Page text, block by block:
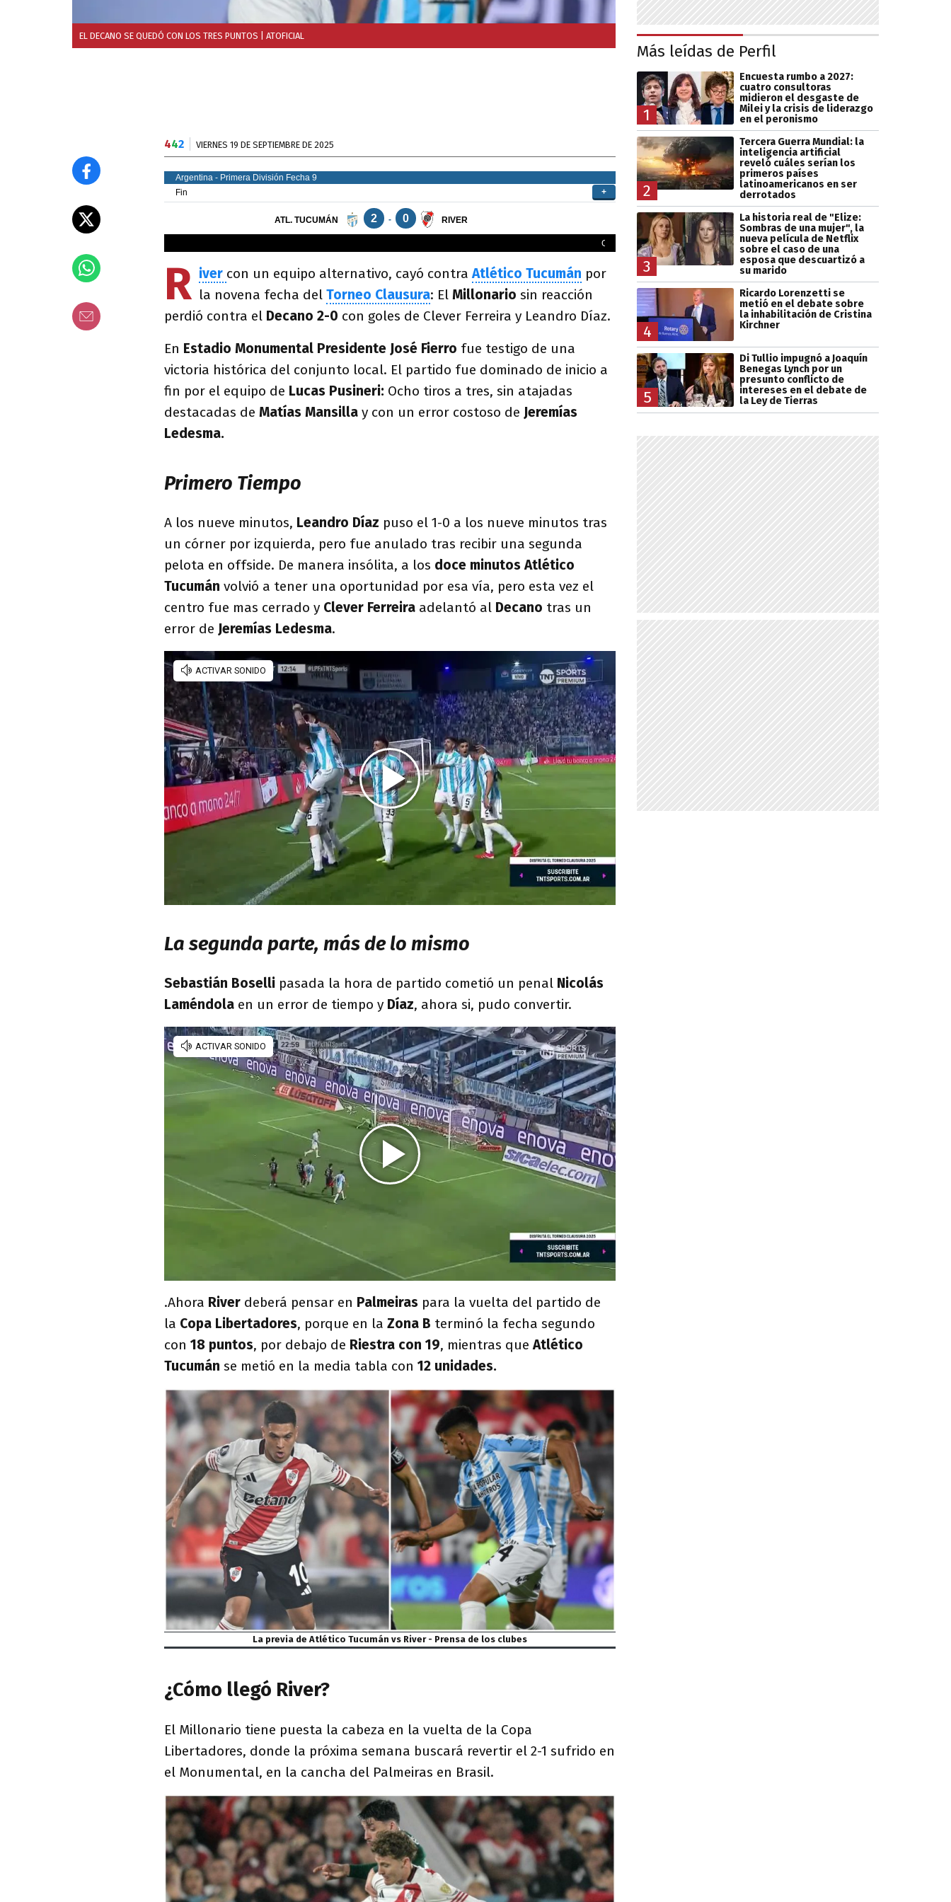
EL DECANO SE QUEDÓ CON LOS TRES PUNTOS | ATOFICIAL
442 VIERNES 19 DE SEPTIEMBRE DE 2025
R iver con un equipo alternativo, cayó contraAtlético Tucumán por
la novena fecha del Torneo Clausura: El Millonario sin reacción
perdió contra el Decano 2-0 con goles de Clever Ferreira y Leandro Díaz.
En Estadio Monumental Presidente José Fierro fue testigo de una
victoria histórica del conjunto local. El partido fue dominado de inicio a
fin por el equipo de Lucas Pusineri: Ocho tiros a tres, sin atajadas
destacadas de Matías Mansilla y con un error costoso de Jeremías
Ledesma.
Primero Tiempo
A los nueve minutos, Leandro Díaz puso el 1-0 a los nueve minutos tras
un córner por izquierda, pero fue anulado tras recibir una segunda
pelota en offside. De manera insólita, a los doce minutos Atlético
Tucumán volvió a tener una oportunidad por esa vía, pero esta vez el
centro fue mas cerrado y Clever Ferreira adelantó al Decano tras un
error de Jeremías Ledesma.
La segunda parte, más de lo mismo
Sebastián Boselli pasada la hora de partido cometió un penal Nicolás
Laméndola en un error de tiempo y Díaz, ahora si, pudo convertir.
.Ahora River deberá pensar en Palmeiras para la vuelta del partido de
la Copa Libertadores, porque en la Zona B terminó la fecha segundo
con 18 puntos, por debajo de Riestra con 19, mientras queAtlético
Tucumán se metió en la media tabla con 12 unidades.
La previa de Atlético Tucumán vs River - Prensa de los clubes
¿Cómo llegó River?
El Millonario tiene puesta la cabeza en la vuelta de la Copa
Libertadores, donde la próxima semana buscará revertir el 2-1 sufrido en
el Monumental, en la cancha del Palmeiras en Brasil.
Más leídas de Perfil
1
Encuesta rumbo a 2027:
cuatro consultoras
midieron el desgaste de
Milei y la crisis de liderazgo
en el peronismo
2
Tercera Guerra Mundial: la
inteligencia artificial
reveló cuáles serían los
primeros países
latinoamericanos en ser
derrotados
3
La historia real de "Elize:
Sombras de una mujer", la
nueva película de Netflix
sobre el caso de una
esposa que descuartizó a
su marido
4
Ricardo Lorenzetti se
metió en el debate sobre
la inhabilitación de Cristina
Kirchner
5
Di Tullio impugnó a Joaquín
Benegas Lynch por un
presunto conflicto de
intereses en el debate de
la Ley de Tierras